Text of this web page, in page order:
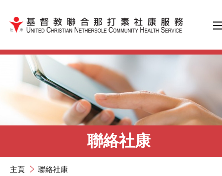
跳到內容（按輸入鍵）
聯絡社康
主頁 聯絡社康